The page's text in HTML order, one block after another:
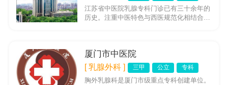
江苏省中医院乳腺专科门诊已有三十余年的
历史。注重中医特色与西医规范化相结合诊
厦门市中医院
[ 乳腺外科 ] 三甲 公立 专科
胸外乳腺科是厦门市级重点专科创建单位。